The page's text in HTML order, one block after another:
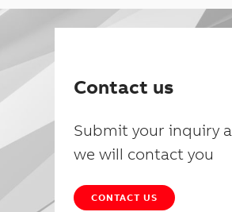
Contact us
Submit your inquiry
we will contact you
CONTACT US